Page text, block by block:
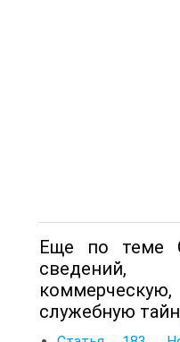
Еще по теме
сведений,
служебную